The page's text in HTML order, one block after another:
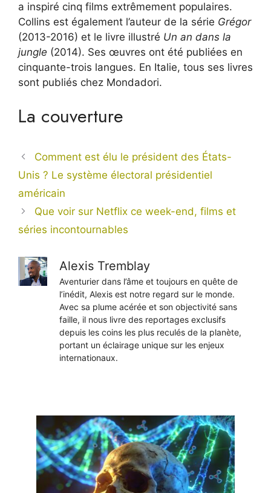
a inspiré cinq films extrêmement populaires.
Collins est également l’auteur de la série Grégor
(2013-2016) et le livre illustré Un an dans la
jungle (2014). Ses œuvres ont été publiées en
cinquante-trois langues. En Italie, tous ses livres
sont publiés chez Mondadori.
La couverture
Comment est élu le président des États-
Unis ? Le système électoral présidentiel
américain
Que voir sur Netflix ce week-end, films et
séries incontournables
Alexis Tremblay
Aventurier dans l’âme et toujours en quête de
l’inédit, Alexis est notre regard sur le monde.
Avec sa plume acérée et son objectivité sans
faille, il nous livre des reportages exclusifs
depuis les coins les plus reculés de la planète,
portant un éclairage unique sur les enjeux
internationaux.